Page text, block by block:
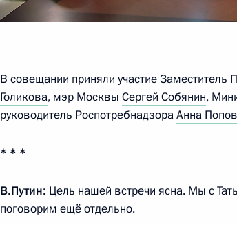
Обращение к гражданам России
24 марта 2020 года, вторник
Совещание о мерах по поддержке
24 марта 2020 года, 16:45
26 марта Владимир Путин примет
В совещании приняли участие Заместитель
Голикова, мэр Москвы Сергей Собянин,
руководитель РоспотребнадзораАнна
* * *
В.Путин: Цель нашей встречи ясна. Мы с
поговорим ещё отдельно.